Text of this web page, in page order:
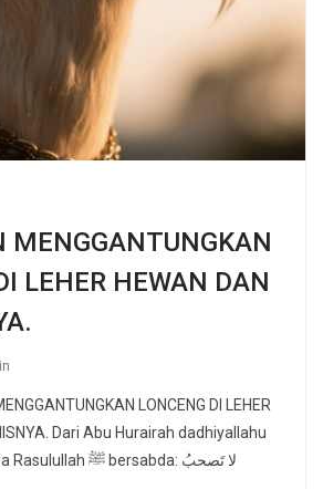
MENGGANTUNGKAN
LEHER HEWAN DAN
LONCENG DI LEHER
Dari Abu Hurairah dadhiyallahu
anhu, sesungguhnya Rasulullah ﷺ bersabda: لا تَصحبُ